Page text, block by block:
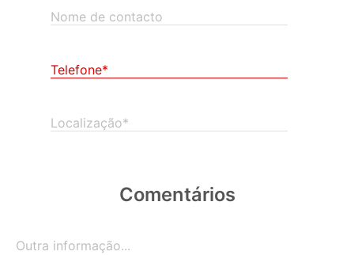
Nome de contacto
Telefone*
Localização*
Comentários
Outra informação...